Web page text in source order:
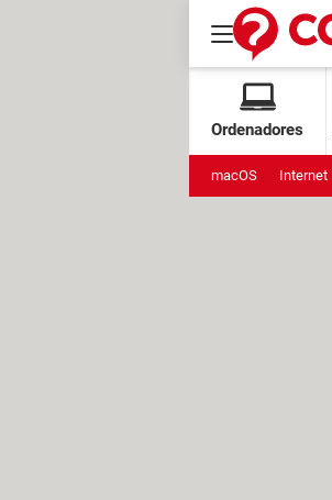
Ordenadores
macOS Internet